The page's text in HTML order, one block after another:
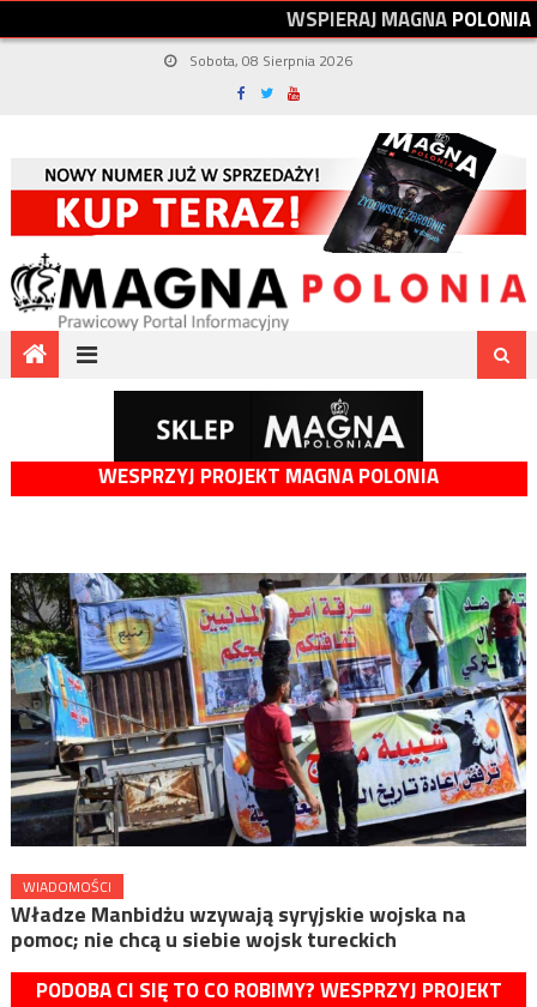
WSPIERAJMAGNAPOLONIA
Sobota, 08 Sierpnia 2026
WESPRZYJ PROJEKT MAGNA POLONIA
WIADOMOŚCI
Władze Manbidżu wzywają syryjskie wojska na
pomoc; nie chcą u siebie wojsk tureckich
PODOBA CI SIĘ TO CO ROBIMY? WESPRZYJ PROJEKT